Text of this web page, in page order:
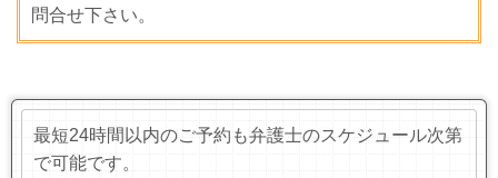
問合せ下さい。
最短24時間以内のご予約も弁護士のスケジュール次第
で可能です。